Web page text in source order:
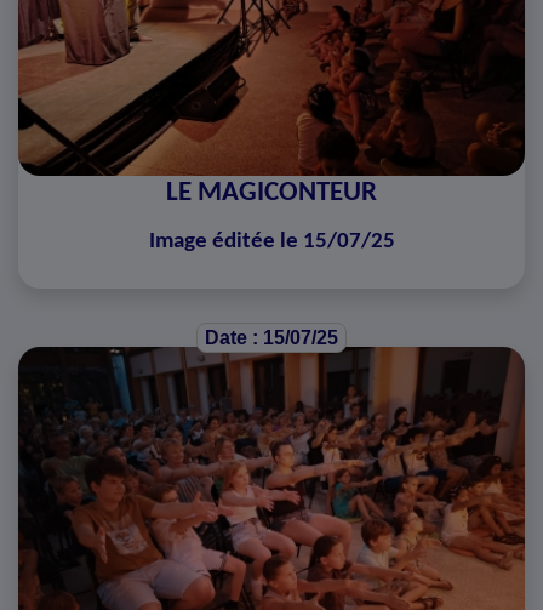
LE MAGICONTEUR
Image éditée le 15/07/25
Date : 15/07/25